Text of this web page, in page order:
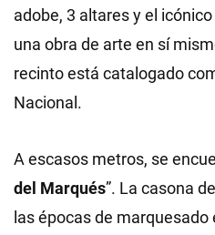
adobe, 3 altares y el
una obra de arte en sí
recinto está catalogado
Nacional.
A escasos metros, se
del Marqués”. La casona
las épocas de